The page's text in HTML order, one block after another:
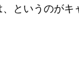
というのがキ